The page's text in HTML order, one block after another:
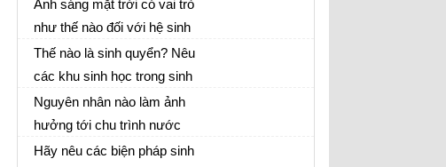
Ánh sáng mặt trời có vai trò
như thế nào đối với hệ sinh
thái?
Thế nào là sinh quyển? Nêu
các khu sinh học trong sinh
quyển. Hãy sắp xếp các khu
sinh học trên cạn theo thứ tự
từ phía Bắc xuống phía Nam
Nguyên nhân nào làm ảnh
hưởng tới chu trình nước
trong tự nhiên, gây nên lũ lụt,
Hãy nêu các biện pháp sinh